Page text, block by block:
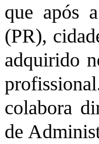
que após
(PR),
adquirido
colabora
de